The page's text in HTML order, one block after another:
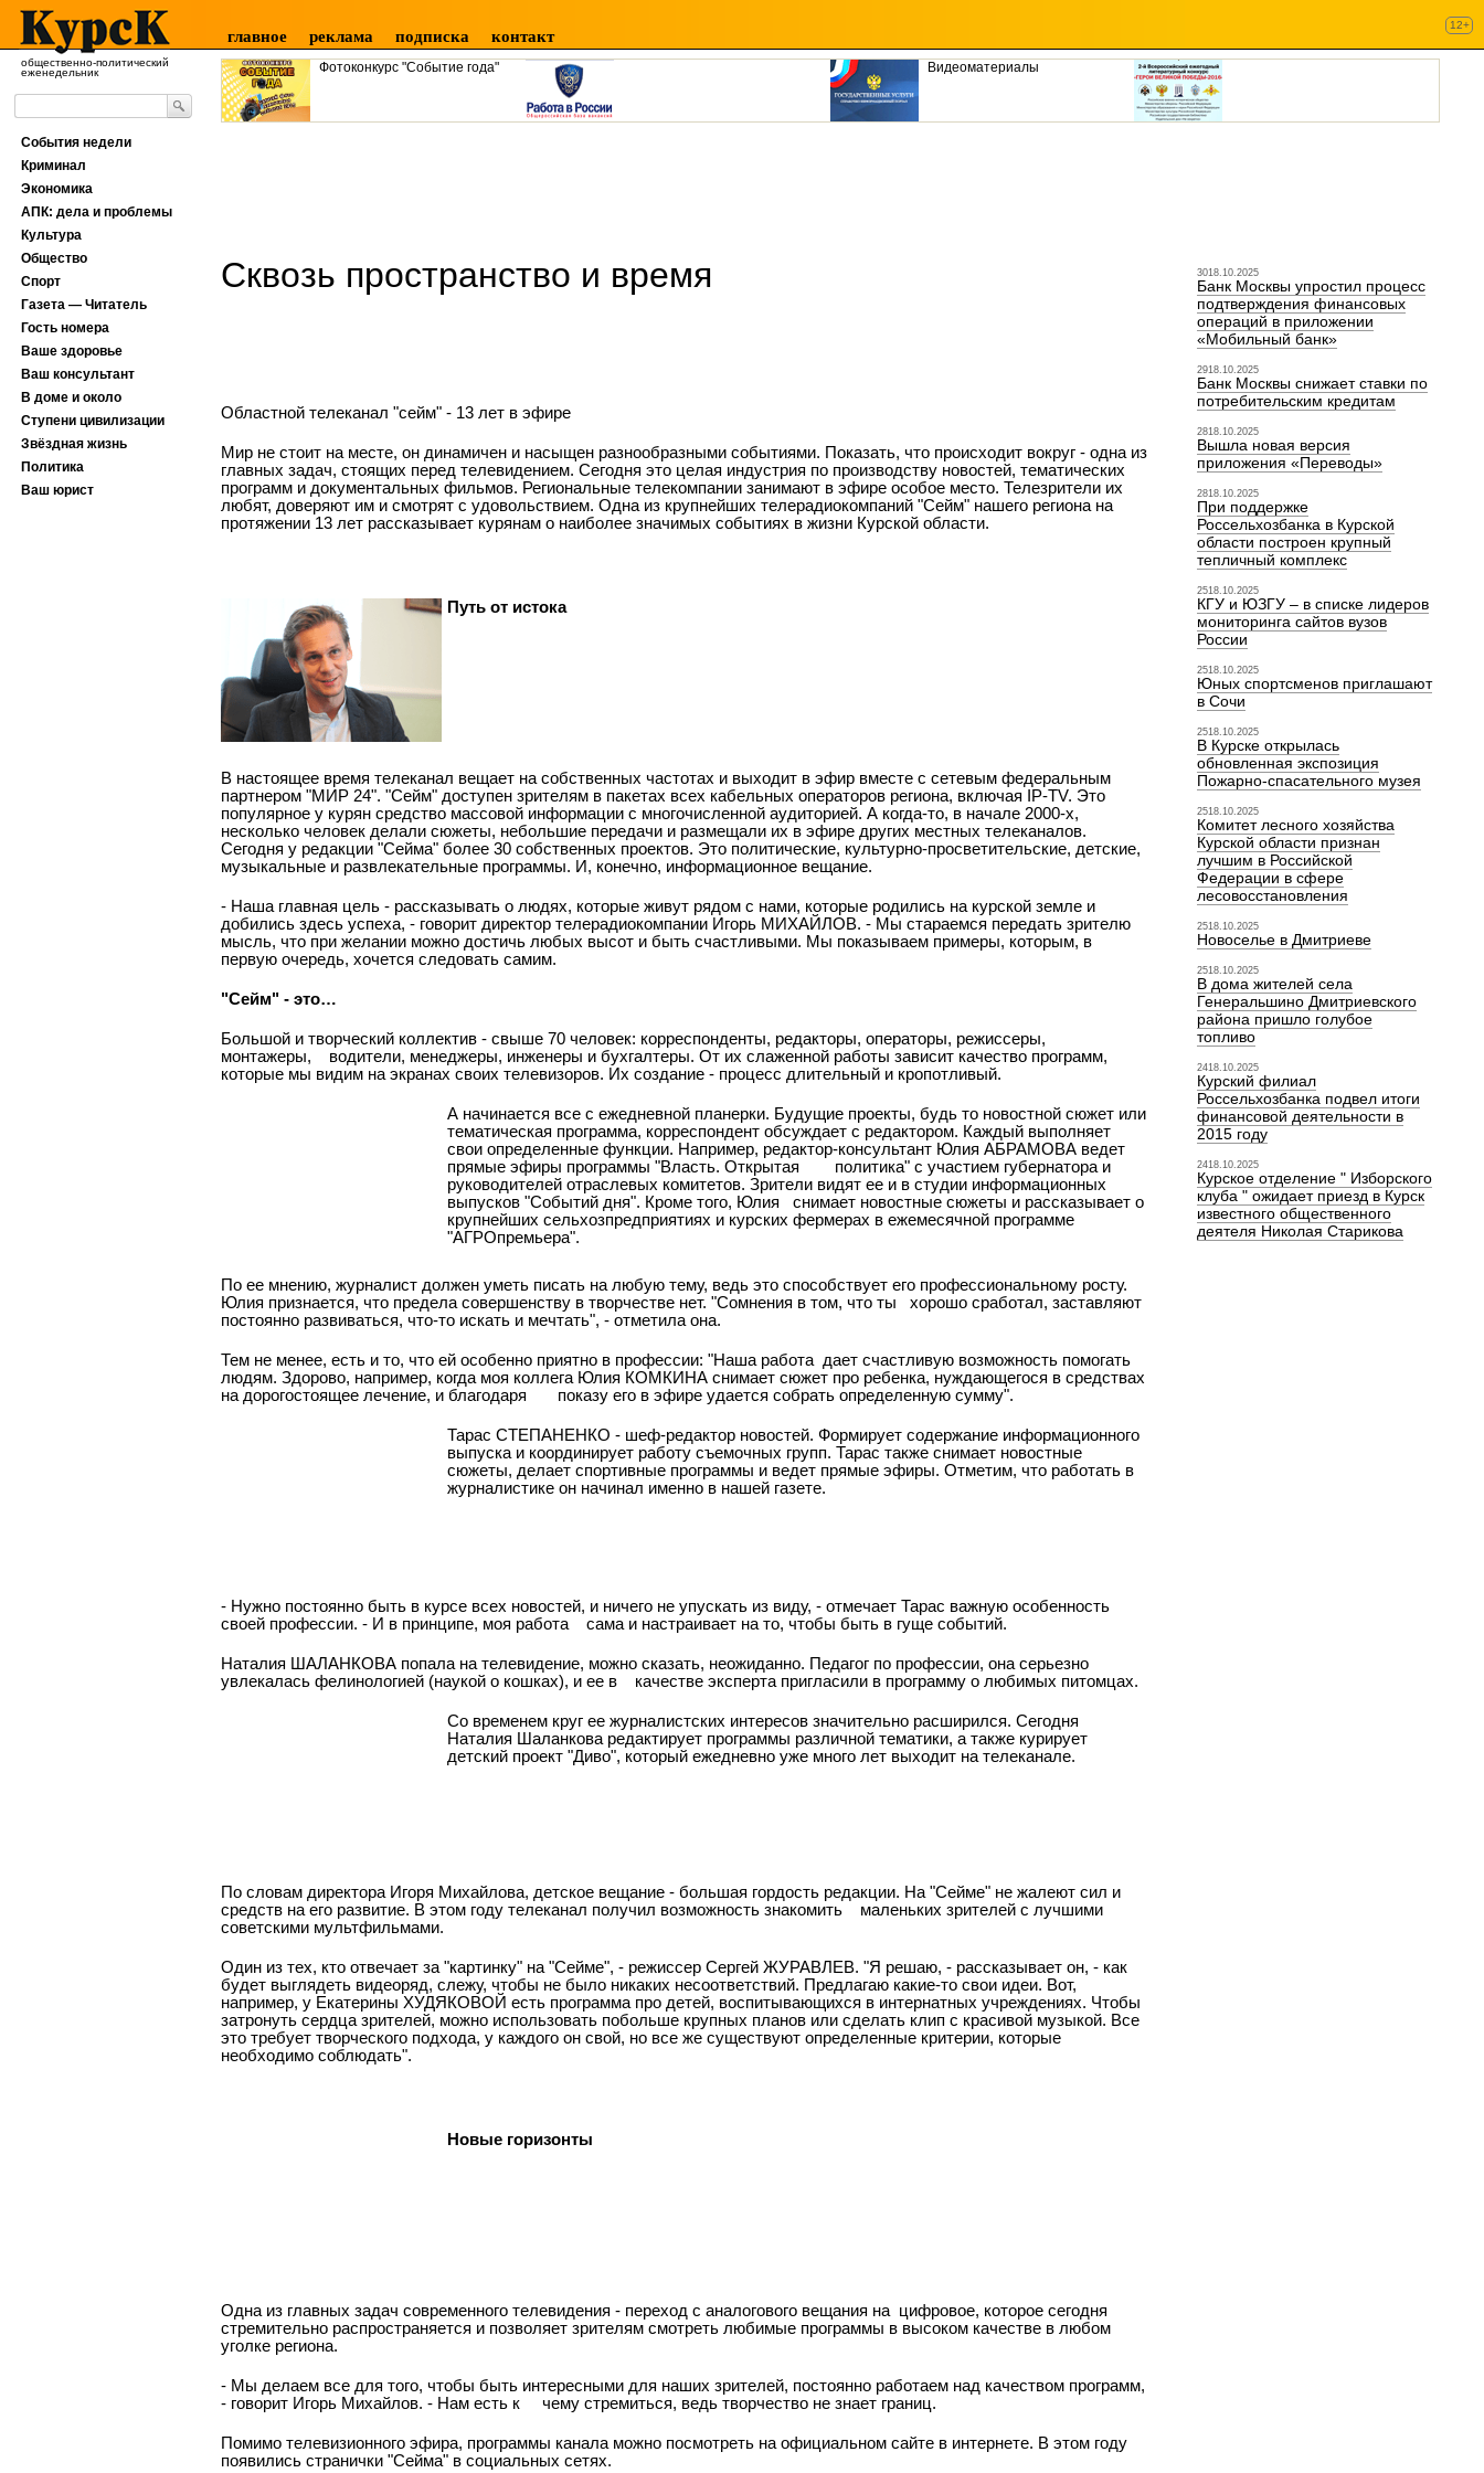
общественно-политический
еженедельник
главное реклама подписка контакт
12+
Фотоконкурс "Событие года" Видеоматериалы
Сквозь пространство и время
Областной телеканал "сейм" - 13 лет в эфире
Мир не стоит на месте, он динамичен и насыщен разнообразными событиями. Показать, что происходит вокруг - одна из
главных задач, стоящих перед телевидением. Сегодня это целая индустрия по производству новостей, тематических
программ и документальных фильмов. Региональные телекомпании занимают в эфире особое место. Телезрители их
любят, доверяют им и смотрят с удовольствием. Одна из крупнейших телерадиокомпаний "Сейм" нашего региона на
протяжении 13 лет рассказывает курянам о наиболее значимых событиях в жизни Курской области.
Путь от истока
В настоящее время телеканал вещает на собственных частотах и выходит в эфир вместе с сетевым федеральным
партнером "МИР 24". "Сейм" доступен зрителям в пакетах всех кабельных операторов региона, включая IP-TV. Это
популярное у курян средство массовой информации с многочисленной аудиторией. А когда-то, в начале 2000-х,
несколько человек делали сюжеты, небольшие передачи и размещали их в эфире других местных телеканалов.
Сегодня у редакции "Сейма" более 30 собственных проектов. Это политические, культурно-просветительские, детские,
музыкальные и развлекательные программы. И, конечно, информационное вещание.
- Наша главная цель - рассказывать о людях, которые живут рядом с нами, которые родились на курской земле и
добились здесь успеха, - говорит директор телерадиокомпании Игорь МИХАЙЛОВ. - Мы стараемся передать зрителю
мысль, что при желании можно достичь любых высот и быть счастливыми. Мы показываем примеры, которым, в
первую очередь, хочется следовать самим.
"Сейм" - это…
Большой и творческий коллектив - свыше 70 человек: корреспонденты, редакторы, операторы, режиссеры,
монтажеры,
водители, менеджеры, инженеры и бухгалтеры. От их слаженной работы зависит качество программ,
которые мы видим на экранах своих телевизоров. Их создание - процесс длительный и кропотливый.
А начинается все с ежедневной планерки. Будущие проекты, будь то новостной сюжет или
тематическая программа, корреспондент обсуждает с редактором. Каждый выполняет
свои определенные функции. Например, редактор-консультант Юлия АБРАМОВА ведет
прямые эфиры программы "Власть. Открытая
политика" с участием губернатора и
руководителей отраслевых комитетов. Зрители видят ее и в студии информационных
выпусков "Событий дня". Кроме того, Юлия
снимает новостные сюжеты и рассказывает о
крупнейших сельхозпредприятиях и курских фермерах в ежемесячной программе
"АГРОпремьера".
По ее мнению, журналист должен уметь писать на любую тему, ведь это способствует его профессиональному росту.
Юлия признается, что предела совершенству в творчестве нет. "Сомнения в том, что ты
хорошо сработал, заставляют
постоянно развиваться, что-то искать и мечтать", - отметила она.
Тем не менее, есть и то, что ей особенно приятно в профессии: "Наша работа дает счастливую возможность помогать
людям. Здорово, например, когда моя коллега Юлия КОМКИНА снимает сюжет про ребенка, нуждающегося в средствах
на дорогостоящее лечение, и благодаря
показу его в эфире удается собрать определенную сумму".
Тарас СТЕПАНЕНКО - шеф-редактор новостей. Формирует содержание информационного
выпуска и координирует работу съемочных групп. Тарас также снимает новостные
сюжеты, делает спортивные программы и ведет прямые эфиры. Отметим, что работать в
журналистике он начинал именно в нашей газете.
- Нужно постоянно быть в курсе всех новостей, и ничего не упускать из виду, - отмечает Тарас важную особенность
своей профессии. - И в принципе, моя работа
сама и настраивает на то, чтобы быть в гуще событий.
Наталия ШАЛАНКОВА попала на телевидение, можно сказать, неожиданно. Педагог по профессии, она серьезно
увлекалась фелинологией (наукой о кошках), и ее в
качестве эксперта пригласили в программу о любимых питомцах.
Со временем круг ее журналистских интересов значительно расширился. Сегодня
Наталия Шаланкова редактирует программы различной тематики, а также курирует
детский проект "Диво", который ежедневно уже много лет выходит на телеканале.
По словам директора Игоря Михайлова, детское вещание - большая гордость редакции. На "Сейме" не жалеют сил и
средств на его развитие. В этом году телеканал получил возможность знакомить
маленьких зрителей с лучшими
советскими мультфильмами.
Один из тех, кто отвечает за "картинку" на "Сейме", - режиссер Сергей ЖУРАВЛЕВ. "Я решаю, - рассказывает он, - как
будет выглядеть видеоряд, слежу, чтобы не было никаких несоответствий. Предлагаю какие-то свои идеи. Вот,
например, у Екатерины ХУДЯКОВОЙ есть программа про детей, воспитывающихся в интернатных учреждениях. Чтобы
затронуть сердца зрителей, можно использовать побольше крупных планов или сделать клип с красивой музыкой. Все
это требует творческого подхода, у каждого он свой, но все же существуют определенные критерии, которые
необходимо соблюдать".
Новые горизонты
Одна из главных задач современного телевидения - переход с аналогового вещания на цифровое, которое сегодня
стремительно распространяется и позволяет зрителям смотреть любимые программы в высоком качестве в любом
уголке региона.
- Мы делаем все для того, чтобы быть интересными для наших зрителей, постоянно работаем над качеством программ,
- говорит Игорь Михайлов. - Нам есть к
чему стремиться, ведь творчество не знает границ.
Помимо телевизионного эфира, программы канала можно посмотреть на официальном сайте в интернете. В этом году
появились странички "Сейма" в социальных сетях.
3018.10.2025
Банк Москвы упростил процесс
подтверждения финансовых
операций в приложении
«Мобильный банк»
2918.10.2025
Банк Москвы снижает ставки по
потребительским кредитам
2818.10.2025
Вышла новая версия
приложения «Переводы»
2818.10.2025
При поддержке
Россельхозбанка в Курской
области построен крупный
тепличный комплекс
2518.10.2025
КГУ и ЮЗГУ – в списке лидеров
мониторинга сайтов вузов
России
2518.10.2025
Юных спортсменов приглашают
в Сочи
2518.10.2025
В Курске открылась
обновленная экспозиция
Пожарно-спасательного музея
2518.10.2025
Комитет лесного хозяйства
Курской области признан
лучшим в Российской
Федерации в сфере
лесовосстановления
2518.10.2025
Новоселье в Дмитриеве
2518.10.2025
В дома жителей села
Генеральшино Дмитриевского
района пришло голубое
топливо
2418.10.2025
Курский филиал
Россельхозбанка подвел итоги
финансовой деятельности в
2015 году
2418.10.2025
Курское отделение " Изборского
клуба " ожидает приезд в Курск
известного общественного
деятеля Николая Старикова
События недели
Криминал
Экономика
АПК: дела и проблемы
Культура
Общество
Спорт
Газета — Читатель
Гость номера
Ваше здоровье
Ваш консультант
В доме и около
Ступени цивилизации
Звёздная жизнь
Политика
Ваш юрист